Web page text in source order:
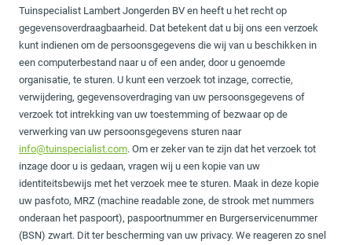
Tuinspecialist Lambert Jongerden BV en heeft u het recht op
gegevensoverdraagbaarheid. Dat betekent dat u bij ons een verzoek
kunt indienen om de persoonsgegevens die wij van u beschikken in
een computerbestand naar u of een ander, door u genoemde
organisatie, te sturen. U kunt een verzoek tot inzage, correctie,
verwijdering, gegevensoverdraging van uw persoonsgegevens of
verzoek tot intrekking van uw toestemming of bezwaar op de
verwerking van uw persoonsgegevens sturen naar
info@tuinspecialist.com. Om er zeker van te zijn dat het verzoek tot
inzage door u is gedaan, vragen wij u een kopie van uw
identiteitsbewijs met het verzoek mee te sturen. Maak in deze kopie
uw pasfoto, MRZ (machine readable zone, de strook met nummers
onderaan het paspoort), paspoortnummer en Burgerservicenummer
(BSN) zwart. Dit ter bescherming van uw privacy. We reageren zo snel